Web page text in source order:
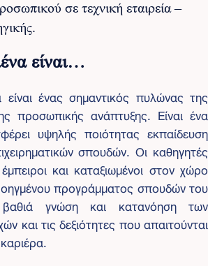
σε τεχνική εταιρεία –
είναι…
ένας σημαντικός πυλώνας της
προσωπικής ανάπτυξης. Είναι ένα
υψηλής ποιότητας εκπαίδευση
σπουδών. Οι καθηγητές
και καταξιωμένοι στον χώρο
προγράμματος σπουδών του
γνώση και κατανόηση των
και τις δεξιότητες που απαιτούνται